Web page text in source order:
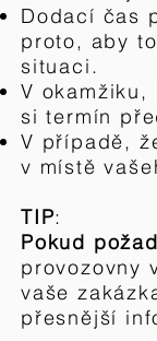
Dodací čas
proto, aby
situaci.
V
si termín
V případě,
v místě
TIP:
Pokud
provozovny
vaše
přesnější